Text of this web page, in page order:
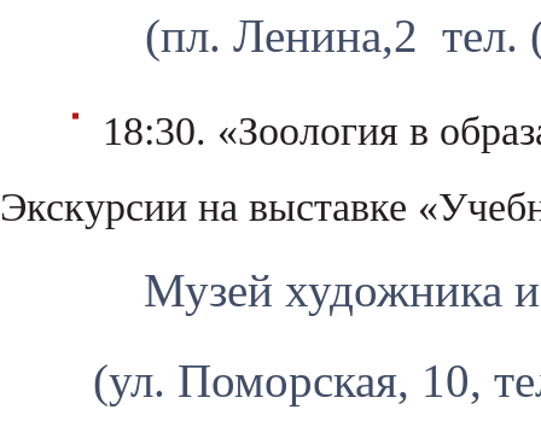
(пл. Ленина,2 тел.
18:30. «Зоология в
Экскурсии на выставке
Музей художника
(ул. Поморская, 10,